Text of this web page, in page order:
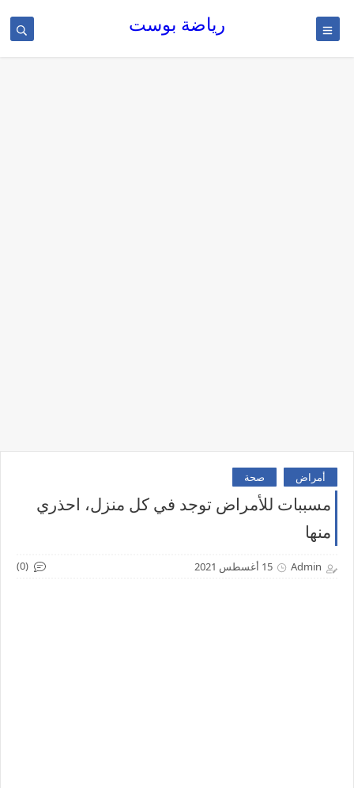
رياضة بوست
أمراض صحة
مسببات للأمراض توجد في كل منزل، احذري
منها
Admin 15 أغسطس 2021 (0)